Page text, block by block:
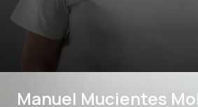
Manuel Mucientes